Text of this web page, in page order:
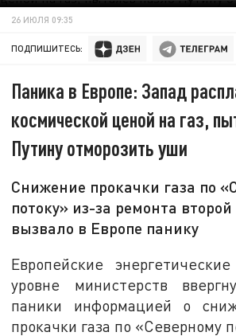
26 ИЮЛЯ 09:35
ПОДПИШИТЕСЬ:
Паника в Европе: Запад
космической ценой на газ,
Путину отморозить уши
Снижение прокачки газа по
потоку» из-за ремонта
вызвало в Европе панику
Европейские
уровне министерств
паники информацией о
прокачки газа по «Северному